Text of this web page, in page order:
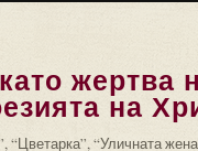
жертва
на
“Цветарка”, “Уличната